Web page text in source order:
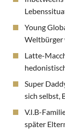
Young
Weltbürger
Latte-
Super
sich selbst,
V.I.B-
später